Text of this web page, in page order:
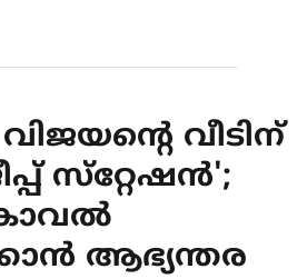
വീടിന്
സ്‌റ്റേഷന്‍';
ആഭ്യന്തര